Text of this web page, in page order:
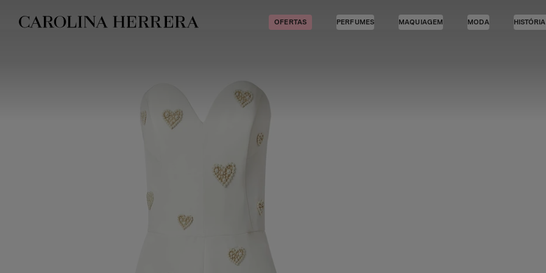
Declaração de acessibilidade
OFERTAS PERFUMES MAQUIAGEM MODA